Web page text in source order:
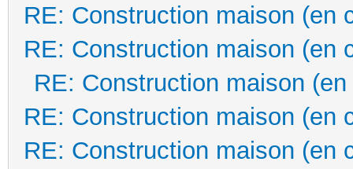
RE: Construction maison (en
RE: Construction maison (en
RE: Construction maison
RE: Construction maison (en
RE: Construction maison (en